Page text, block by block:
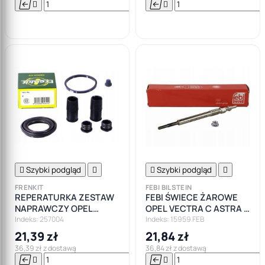
  

 
 Szybki podgląd 
FRENKIT
REPERATURKA ZESTAW
NAPRAWCZY OPEL
ASTRA G H CORSA
Indeks: 257004
21,39 zł
36,39 zł z dostawą
  
 Szybki podgląd 
FEBI BILSTEIN
FEBI ŚWIECE ŻAROWE
OPEL VECTRA C ASTRA H
FIAT PUNTO BRAVO
STILO ALFA 1.9D
Indeks: 15959 FEB
21,84 zł
36,84 zł z dostawą
 